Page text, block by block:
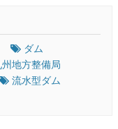
ダム
州地方整備局
流水型ダム